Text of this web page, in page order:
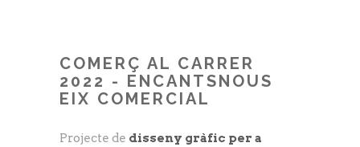
COMERÇ AL CARRER
2022 - ENCANTSNOUS
EIX COMERCIAL
Projecte de disseny gràfic per a